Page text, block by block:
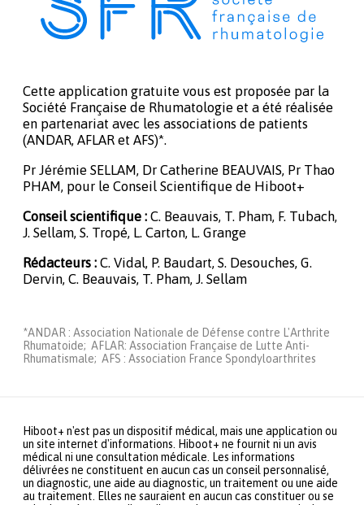
Cette application gratuite vous est proposée par la
Société Française de Rhumatologie et a été réalisée
en partenariat avec les associations de patients
(ANDAR, AFLAR et AFS)*.
Pr Jérémie SELLAM, Dr Catherine BEAUVAIS, Pr Thao
PHAM, pour le Conseil Scientifique de Hiboot+
Conseil scientifique : C. Beauvais, T. Pham, F. Tubach,
J. Sellam, S. Tropé, L. Carton, L. Grange
Rédacteurs : C. Vidal, P. Baudart, S. Desouches, G.
Dervin, C. Beauvais, T. Pham, J. Sellam
*ANDAR : Association Nationale de Défense contre L'Arthrite
Rhumatoide; AFLAR: Association Française de Lutte Anti-
Rhumatismale; AFS : Association France Spondyloarthrites
Hiboot+ n'est pas un dispositif médical, mais une application ou
un site internet d'informations. Hiboot+ ne fournit ni un avis
médical ni une consultation médicale. Les informations
délivrées ne constituent en aucun cas un conseil personnalisé,
un diagnostic, une aide au diagnostic, un traitement ou une aide
au traitement. Elles ne sauraient en aucun cas constituer ou se